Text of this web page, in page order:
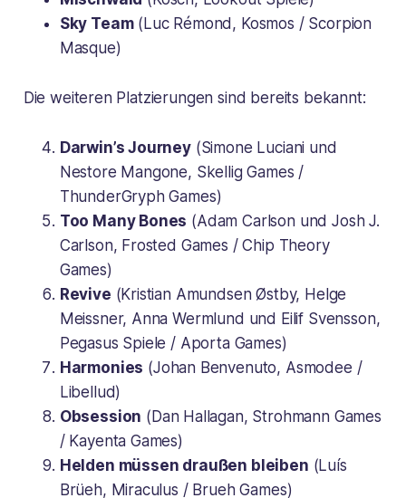
Sky Team(Luc Rémond, Kosmos / Scorpion
Masque)
Die weiteren Platzierungen sind bereits bekannt:
Darwin’s Journey(Simone Luciani und
Nestore Mangone, Skellig Games /
ThunderGryph Games)
Too Many Bones (Adam Carlson und Josh J.
Carlson, Frosted Games / Chip Theory
Games)
Revive (Kristian Amundsen Østby, Helge
Meissner, Anna Wermlund und Eilif Svensson,
Pegasus Spiele / Aporta Games)
Harmonies (Johan Benvenuto, Asmodee /
Libellud)
Obsession (Dan Hallagan, Strohmann Games
/ Kayenta Games)
Helden müssen draußen bleiben (Luís
Brüeh, Miraculus / Brueh Games)